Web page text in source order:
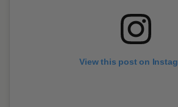
View this post on